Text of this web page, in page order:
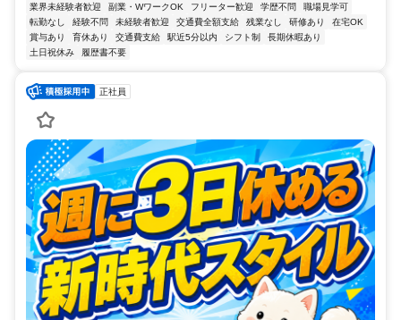
業界未経験者歓迎 副業・WワークOK フリーター歓迎 学歴不問
職場見学可
転勤なし
経験不問 未経験者歓迎 交通費全額支給 残業なし 研修あり
在宅OK
賞与あり
育休あり 交通費支給 駅近5分以内 シフト制
長期休暇あり
土日祝休み
履歴書不要
正社員